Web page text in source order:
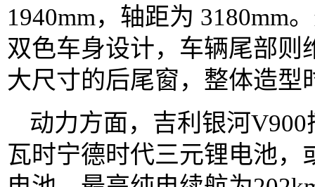
1940mm，轴距为 3180mm
双色车身设计，车辆尾部
大尺寸的后尾窗，整体造型
动力方面，吉利银河
瓦时宁德时代三元锂电池，